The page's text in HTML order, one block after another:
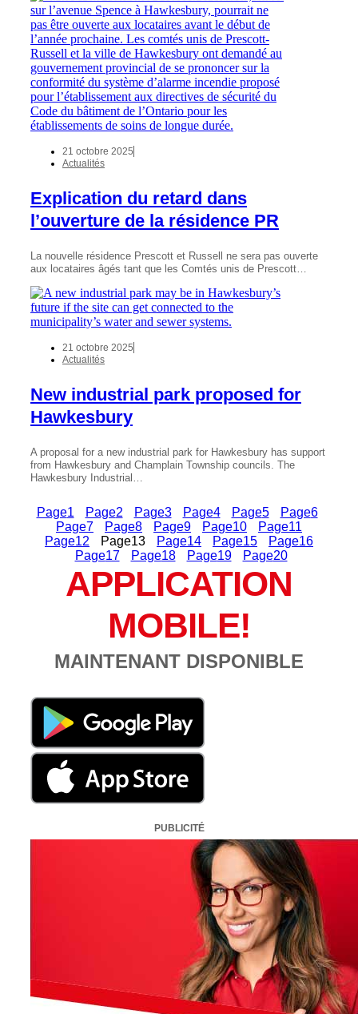
21 octobre 2025
Actualités
Explication du retard dans
l’ouverture de la résidence PR
La nouvelle résidence Prescott et Russell ne sera pas ouverte
aux locataires âgés tant que les Comtés unis de Prescott…
21 octobre 2025
Actualités
New industrial park proposed for
Hawkesbury
A proposal for a new industrial park for Hawkesbury has support
from Hawkesbury and Champlain Township councils. The
Hawkesbury Industrial…
Page1 Page2 Page3 Page4 Page5 Page6
Page7 Page8 Page9 Page10 Page11
Page12 Page13 Page14 Page15 Page16
Page17 Page18 Page19 Page20
APPLICATION
MOBILE!
MAINTENANT DISPONIBLE
PUBLICITÉ